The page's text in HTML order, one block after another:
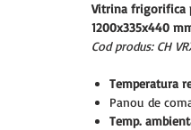
Vitrina frigorifica
1200x335x440
Cod produs: CH
Temperatura
Panou de
Temp.